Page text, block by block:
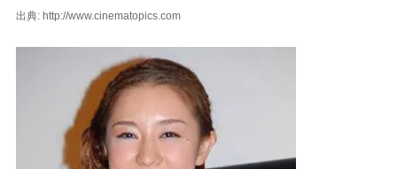
出典: http://www.cinematopics.com